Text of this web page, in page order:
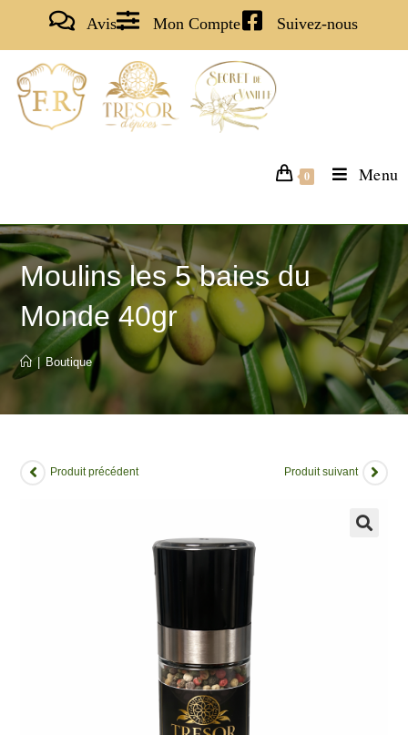
Avis Mon Compte Suivez-nous
0 Menu
Moulins les 5 baies du
Monde 40gr
Boutique
Produit précédent Produit suivant